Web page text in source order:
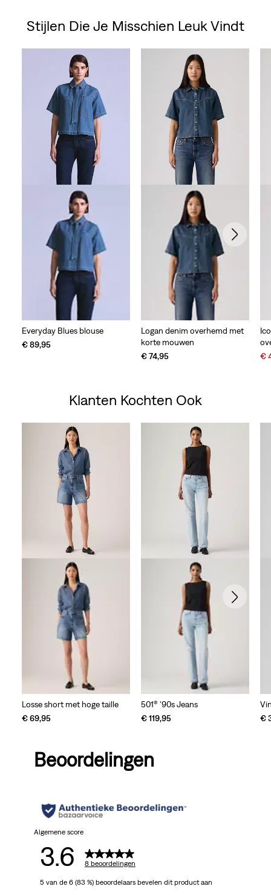
Stijlen Die Je Misschien Leuk Vindt
Everyday Blues blouse
€ 89,95
Logan denim overhemd met
korte mouwen
€ 74,95
€
Klanten Kochten Ook
Losse short met hoge taille
€ 69,95
501® '90s Jeans
€ 119,95
€
Beoordelingen
Algemene score
3.6 8 beoordelingen
5 van de 6 (83 %) beoordelaars bevelen dit product aan